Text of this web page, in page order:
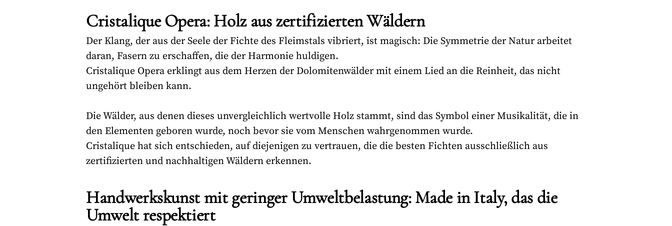
Cristalique Opera: Holz aus zertifizierten Wäldern
Der Klang, der aus der Seele der Fichte des Fleimstals vibriert, ist magisch: Die Symmetrie der Natur arbeitet
daran, Fasern zu erschaffen, die der Harmonie huldigen.
Cristalique Opera erklingt aus dem Herzen der Dolomitenwälder mit einem Lied an die Reinheit, das nicht
ungehört bleiben kann.
Die Wälder, aus denen dieses unvergleichlich wertvolle Holz stammt, sind das Symbol einer Musikalität, die in
den Elementen geboren wurde, noch bevor sie vom Menschen wahrgenommen wurde.
Cristalique hat sich entschieden, auf diejenigen zu vertrauen, die die besten Fichten ausschließlich aus
zertifizierten und nachhaltigen Wäldern erkennen.
Handwerkskunst mit geringer Umweltbelastung: Made in Italy, das die
Umwelt respektiert